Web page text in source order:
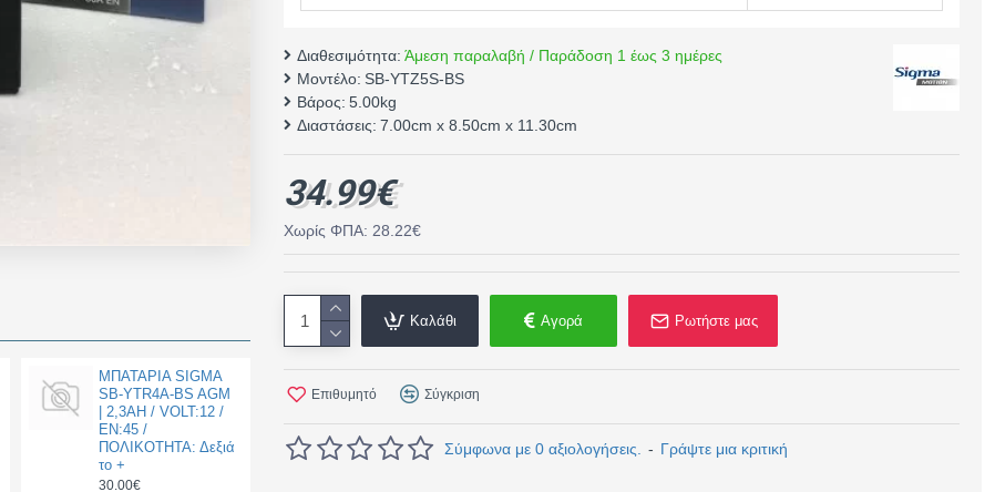
ΜΠΑΤΑΡΙΑ SIGMA
SB-YTR4A-BS AGM
| 2,3AH / VOLT:12 /
EN:45 /
ΠΟΛΙΚΟΤΗΤΑ: Δεξιά
το +
30.00€
Διαθεσιμότητα: Άμεση παραλαβή / Παράδοση 1 έως 3 ημέρες
Μοντέλο: SB-YTZ5S-BS
Βάρος: 5.00kg
Διαστάσεις: 7.00cm x 8.50cm x 11.30cm
Σύμφωνα με 0 αξιολογήσεις. - Γράψτε μια κριτική
34.99€
Χωρίς ΦΠΑ: 28.22€
Καλάθι Αγορά Ρωτήστε μας
Επιθυμητό Σύγκριση